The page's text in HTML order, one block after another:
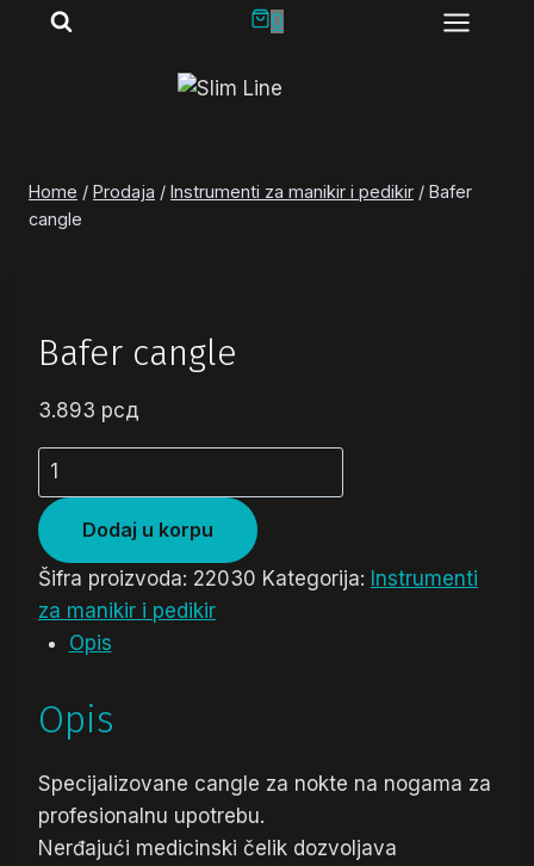
0
Home / Prodaja / Instrumenti za manikir i pedikir / Bafer
cangle
Bafer cangle
3.893 рсд
Bafer
cangle
količinaDodaj u korpu
Šifra proizvoda: 22030 Kategorija: Instrumenti
za manikir i pedikir
Opis
Opis
Specijalizovane cangle za nokte na nogama za
profesionalnu upotrebu.
Nerđajući medicinski čelik dozvoljava